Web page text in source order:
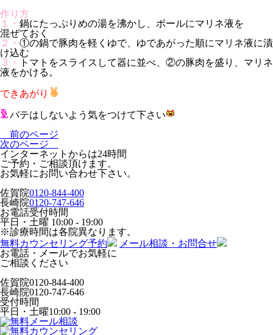
作り方
１・ 鍋にたっぷりめの湯を沸かし、ボールにマリネ液を
混ぜておく
２・ ①の鍋で豚肉を軽くゆで、ゆであがった順にマリネ液に漬
け込む
３・
トマトをスライスして器に並べ、②の豚肉を盛り、マリネ
液をかける。
できあがり
バテはしないよう気をつけて下さい
前のページ
次のページ
インターネットからは24時間
ご予約・ご相談頂けます。
お気軽にお問い合わせ下さい。
佐賀院0120-844-400
長崎院0120-747-646
お電話受付時間
平日・土曜 10:00 - 19:00
※診療時間は各院異なります。
無料カウンセリング予約
メール相談・お問合せ
お電話・メールでお気軽に
ご相談ください
佐賀院0120-844-400
長崎院0120-747-646
受付時間
平日・土曜10:00 - 19:00